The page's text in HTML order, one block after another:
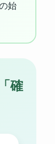
始
確